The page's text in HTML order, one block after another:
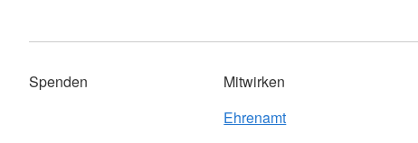
Spenden
Mitwirken
Ehrenamt